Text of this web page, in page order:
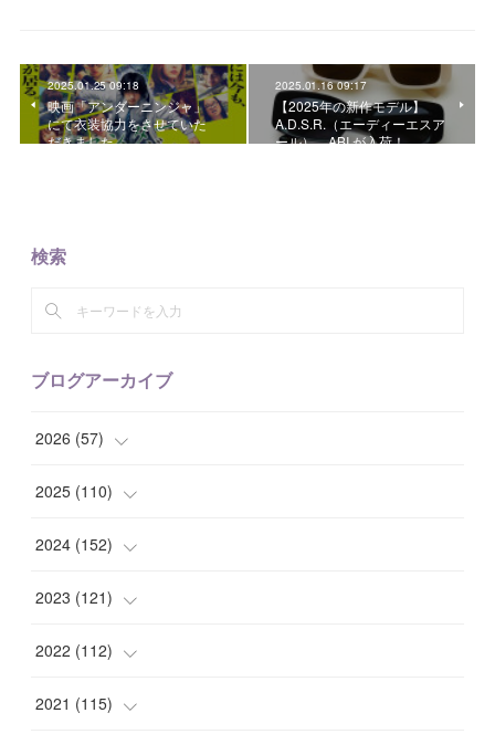
2025.01.25 09:18
映画「アンダーニンジャ」
にて衣装協力をさせていた
だきました。
2025.01.16 09:17
【2025年の新作モデル】
A.D.S.R.（エーディーエスア
ール） ABI が入荷！
検索
ブログアーカイブ
2026 (57)
( 1)
(10)
(9)
( 7)
( 8 )
2025 (110)
(10)
(7)
( 8)
( 7 )
2024 (152)
(14)
( 15)
( 11)
2023 (121)
( 12)
( 8)
2022 (112)
( 10)
2021 (115)